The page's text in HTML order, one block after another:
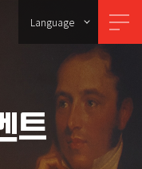
Language
트